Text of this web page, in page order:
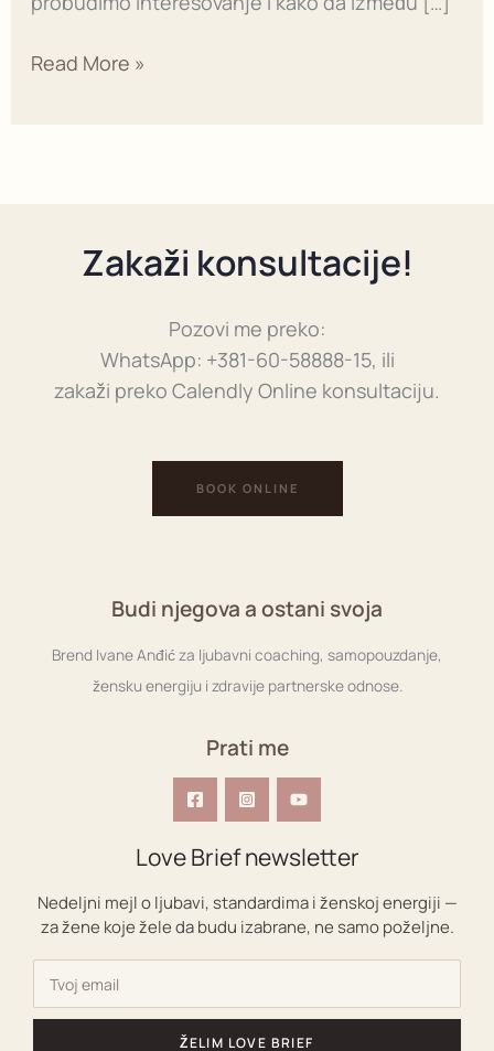
Read More »
Zakaži konsultacije!
Pozovi me preko:
WhatsApp: +381-60-58888-15, ili
zakaži preko Calendly Online konsultaciju.
BOOK ONLINE
Budi njegova a ostani svoja
Brend Ivane Anđić za ljubavni coaching, samopouzdanje,
žensku energiju i zdravije partnerske odnose.
Prati me
Love Brief newsletter
Nedeljni mejl o ljubavi, standardima i ženskoj energiji —
za žene koje žele da budu izabrane, ne samo poželjne.
ŽELIM LOVE BRIEF